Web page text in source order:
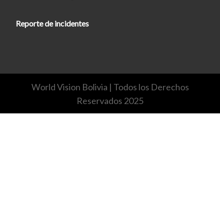
Reporte de incidentes
World Vision Bolivia | Todos los Derechos
Reservados 2025